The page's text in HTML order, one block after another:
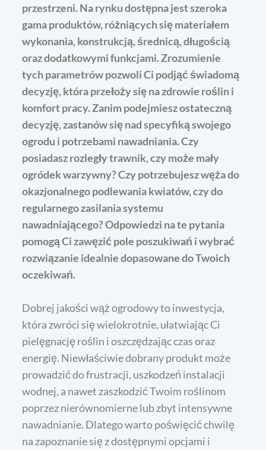
przestrzeni. Na rynku dostępna jest szeroka
gama produktów, różniących się materiałem
wykonania, konstrukcją, średnicą, długością
oraz dodatkowymi funkcjami. Zrozumienie
tych parametrów pozwoli Ci podjąć świadomą
decyzję, która przełoży się na zdrowie roślin i
komfort pracy. Zanim podejmiesz ostateczną
decyzję, zastanów się nad specyfiką swojego
ogrodu i potrzebami nawadniania. Czy
posiadasz rozległy trawnik, czy może mały
ogródek warzywny? Czy potrzebujesz węża do
okazjonalnego podlewania kwiatów, czy do
regularnego zasilania systemu
nawadniającego? Odpowiedzi na te pytania
pomogą Ci zawęzić pole poszukiwań i wybrać
rozwiązanie idealnie dopasowane do Twoich
oczekiwań.
Dobrej jakości wąż ogrodowy to inwestycja,
która zwróci się wielokrotnie, ułatwiając Ci
pielęgnację roślin i oszczędzając czas oraz
energię. Niewłaściwie dobrany produkt może
prowadzić do frustracji, uszkodzeń instalacji
wodnej, a nawet zaszkodzić Twoim roślinom
poprzez nierównomierne lub zbyt intensywne
nawadnianie. Dlatego warto poświęcić chwilę
na zapoznanie się z dostępnymi opcjami i